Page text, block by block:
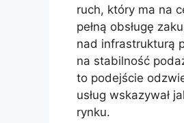
ruch, który ma na
pełną obsługę
nad infrastrukturą
na stabilność
to podejście
usług wskazywał
rynku.